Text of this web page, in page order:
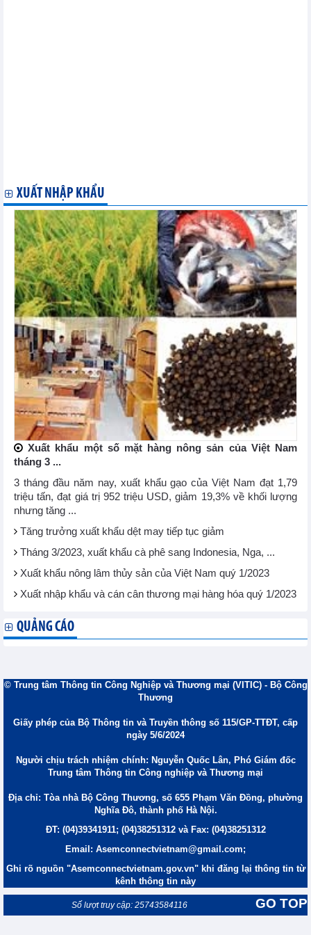
XUẤT NHẬP KHẨU
Xuất khẩu một số mặt hàng nông sản của Việt Nam
tháng 3 ...
3 tháng đầu năm nay, xuất khẩu gạo của Việt Nam đạt 1,79
triệu tấn, đạt giá trị 952 triệu USD, giảm 19,3% về khối lượng
nhưng tăng ...
Tăng trưởng xuất khẩu dệt may tiếp tục giảm
Tháng 3/2023, xuất khẩu cà phê sang Indonesia, Nga, ...
Xuất khẩu nông lâm thủy sản của Việt Nam quý 1/2023
Xuất nhập khẩu và cán cân thương mại hàng hóa quý 1/2023
QUẢNG CÁO
© Trung tâm Thông tin Công Nghiệp và Thương mại (VITIC) - Bộ Công
Thương
Giấy phép của Bộ Thông tin và Truyền thông số 115/GP-TTĐT, cấp
ngày 5/6/2024
Người chịu trách nhiệm chính: Nguyễn Quốc Lân, Phó Giám đốc
Trung tâm Thông tin Công nghiệp và Thương mại
Địa chỉ: Tòa nhà Bộ Công Thương, số 655 Phạm Văn Đồng, phường
Nghĩa Đô, thành phố Hà Nội.
ĐT: (04)39341911; (04)38251312 và Fax: (04)38251312
Email: Asemconnectvietnam@gmail.com;
Ghi rõ nguồn "Asemconnectvietnam.gov.vn" khi đăng lại thông tin từ
kênh thông tin này
GO TOP
Số lượt truy cập: 25743584116